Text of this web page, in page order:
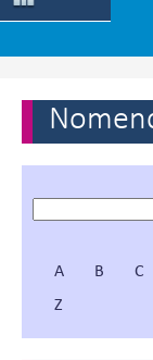
A B C
Z